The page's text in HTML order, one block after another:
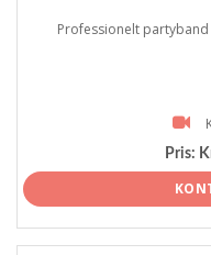
Professionelt
Pris: